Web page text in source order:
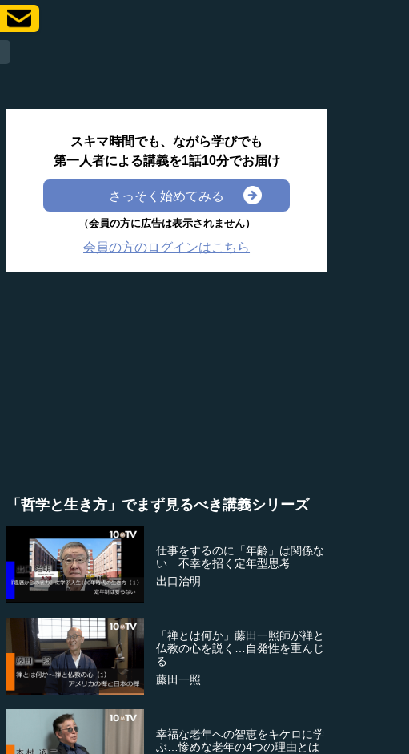
スキマ時間でも、ながら学びでも
第一人者による講義を1話10分でお届け
さっそく始めてみる
（会員の方に広告は表示されません）
会員の方のログインはこちら
「哲学と生き方」でまず見るべき講義シリーズ
仕事をするのに「年齢」は関係な
い…不幸を招く定年型思考
出口治明
「禅とは何か」藤田一照師が禅と
仏教の心を説く…自発性を重んじ
る
藤田一照
幸福な老年への智恵をキケロに学
ぶ…惨めな老年の4つの理由とは